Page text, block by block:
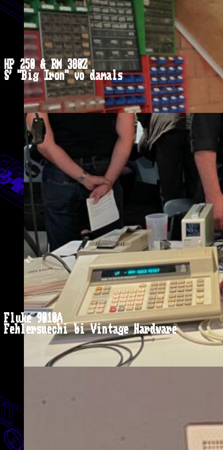
HP 250 & RM 380Z
S' "Big Iron" vo damals
Fluke 9010A
Fehlersuechi bi Vintage Hardware